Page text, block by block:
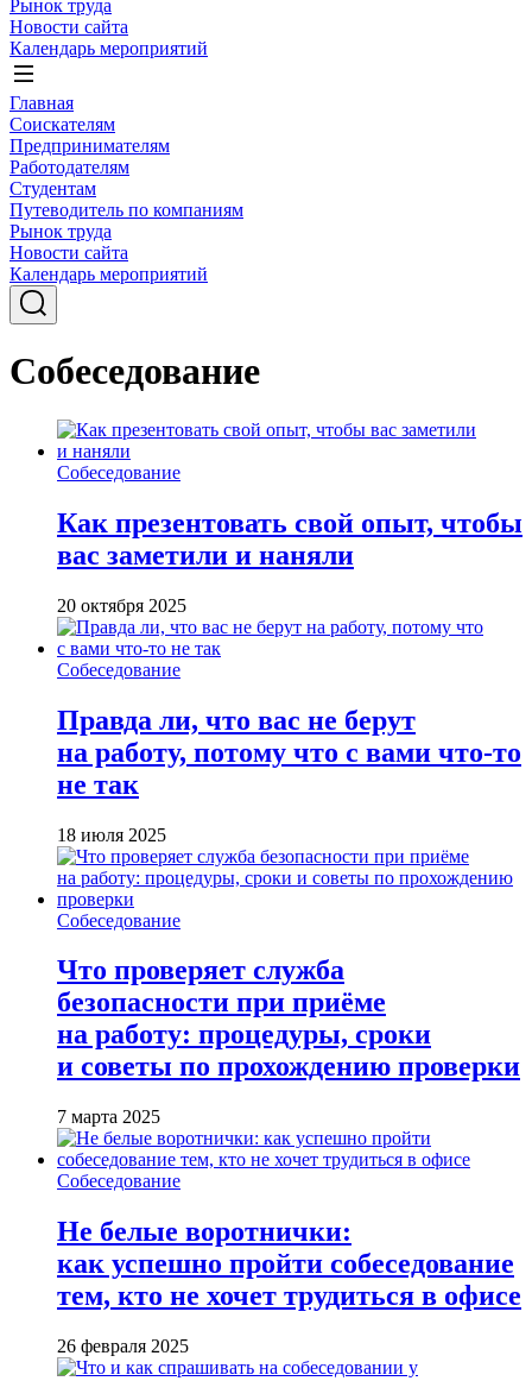
Рынок труда
Новости сайта
Календарь мероприятий
Главная
Соискателям
Предпринимателям
Работодателям
Студентам
Путеводитель по компаниям
Рынок труда
Новости сайта
Календарь мероприятий
Собеседование
Собеседование
Как презентовать свой опыт, чтобы
вас заметили и наняли
20 октября 2025
Собеседование
Правда ли, что вас не берут
на работу, потому что с вами что-то
не так
18 июля 2025
Собеседование
Что проверяет служба
безопасности при приёме
на работу: процедуры, сроки
и советы по прохождению проверки
7 марта 2025
Собеседование
Не белые воротнички:
как успешно пройти собеседование
тем, кто не хочет трудиться в офисе
26 февраля 2025